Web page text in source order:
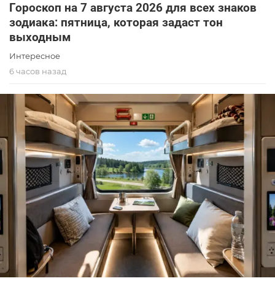
Гороскоп на 7 августа 2026 для всех знаков
зодиака: пятница, которая задаст тон
выходным
Интересное
6 часов назад